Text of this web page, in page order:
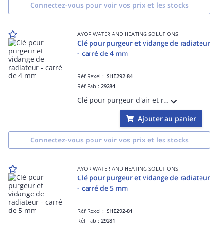
Connectez-vous pour voir vos prix et les stocks
AYOR WATER AND HEATING SOLUTIONS
Clé pour purgeur et vidange de radiateur
- carré de 4 mm
Réf Rexel :SHE292-84
Réf Fab :29284
Clé pour purgeur d'air et robinet de vidange de radiateur - carré de 4 mm
Ajouter au panier
Connectez-vous pour voir vos prix et les stocks
AYOR WATER AND HEATING SOLUTIONS
Clé pour purgeur et vidange de radiateur
- carré de 5 mm
Réf Rexel :SHE292-81
Réf Fab :29281